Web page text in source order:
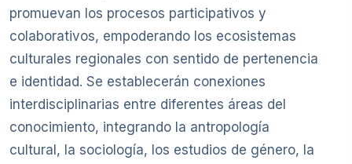
promuevan los procesos participativos y
colaborativos, empoderando los ecosistemas
culturales regionales con sentido de pertenencia
e identidad. Se establecerán conexiones
interdisciplinarias entre diferentes áreas del
conocimiento, integrando la antropología
cultural, la sociología, los estudios de género, la